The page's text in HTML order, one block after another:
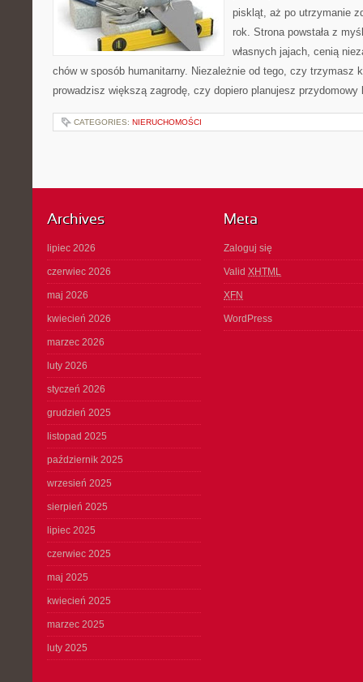
piskląt, aż po utrzymanie
rok. Strona powstała z
własnych jajach, cenią
chów w sposób humanitarny. Niezależnie od tego, czy trzymasz
prowadzisz większą zagrodę, czy dopiero planujesz
CATEGORIES: NIERUCHOMOŚCI
Archives
lipiec 2026
czerwiec 2026
maj 2026
kwiecień 2026
marzec 2026
luty 2026
styczeń 2026
grudzień 2025
listopad 2025
październik 2025
wrzesień 2025
sierpień 2025
lipiec 2025
czerwiec 2025
maj 2025
kwiecień 2025
marzec 2025
luty 2025
Meta
Zaloguj się
Valid XHTML
XFN
WordPress